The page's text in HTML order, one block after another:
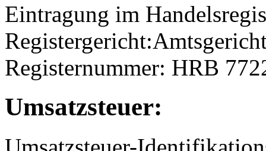
Eintragung im
Registernummer: HRB
Umsatzsteuer: